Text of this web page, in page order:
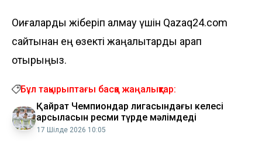
Оқиғаларды жіберіп алмау үшін Qazaq24.com
сайтынан ең өзекті жаңалықтарды қарап
отырыңыз.
Бұл тақырыптағы басқа жаңалықтар:
Қайрат Чемпиондар лигасындағы келесі
қарсыласын ресми түрде мәлімдеді
17 Шілде 2026 10:05